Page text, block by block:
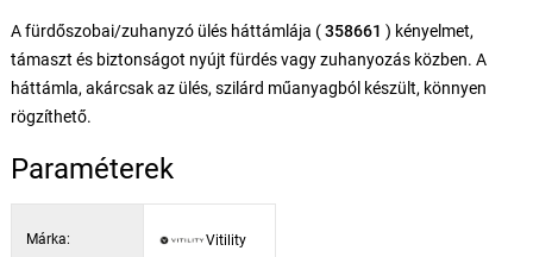
A fürdőszobai/zuhanyzó ülés háttámlája (358661 ) kényelmet,
támaszt és biztonságot nyújt fürdés vagy zuhanyozás közben. A
háttámla, akárcsak az ülés, szilárd műanyagból készült, könnyen
rögzíthető.
Paraméterek
Márka: Vitility